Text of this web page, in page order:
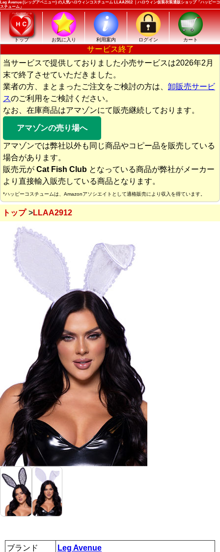
Leg Avenue (レッグアベニュー) の人気ハロウィンコスチューム LLAA2912 ｜ハロウィン仮装衣装通販ショップ「ハッピーコ
スチューム」
トップ お気に入り 利用案内 ログイン カート
サービス終了
当サービスで提供しておりました小売サービスは2026年2月
末で終了させていただきました。
業者の方、まとまったご注文をご検討の方は、 卸販売サービ
スのご利用をご検討ください。
なお、在庫商品はアマゾンにて販売継続しております。
アマゾンの売り場へ
アマゾンでは弊社以外も同じ商品やコピー品を販売している
場合があります。
販売元が Cat Fish Club となっている商品が弊社がメーカー
より直接輸入販売している商品となります。
*ハッピーコスチュームは、Amazonアソシエイトとして適格販売により収入を得ています。
トップ LLAA2912
ブランド Leg Avenue